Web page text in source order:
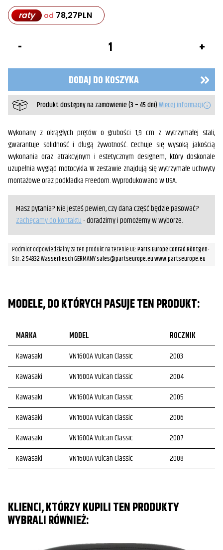
raty od 78,27PLN
VN1600
DODAJ DO KOSZYKA
Produkt dostępny na zamówienie (3 – 45 dni)Więcej informacji
Wykonany z okrągłych prętów o grubości 1,9 cm z wytrzymałej stali,
gwarantuje solidność i długą żywotność. Cechuje się wysoką jakością
wykonania oraz atrakcyjnym i estetycznym designem, który doskonale
uzupełnia wygląd motocykla. W zestawie znajdują się wytrzymałe uchwyty
montażowe oraz podkładka Freedom. Wyprodukowano w USA.
Masz pytania? Nie jesteś pewien, czy dana część będzie pasować?
Zachęcamy do kontaktu- doradzimy i pomożemy w wyborze.
Podmiot odpowiedzialny za ten produkt na terenie UE:Parts Europe Conrad Röntgen-
Str. 2 54332 Wasserliesch GERMANY sales@partseurope.eu www.partseurope.eu
MODELE, DO KTÓRYCH PASUJE TEN PRODUKT:
MARKA MODEL
ROCZNIK
Kawasaki
VN1600A Vulcan Classic
2003
Kawasaki
VN1600A Vulcan Classic
2004
Kawasaki
VN1600A Vulcan Classic
2005
Kawasaki
VN1600A Vulcan Classic
2006
Kawasaki
VN1600A Vulcan Classic
2007
Kawasaki
VN1600A Vulcan Classic 2008
KLIENCI, KTÓRZY KUPILI TEN PRODUKTY
WYBRALI RÓWNIEŻ: